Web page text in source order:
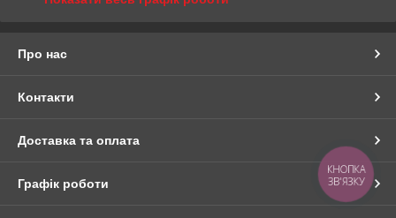
Про нас
Контакти
Доставка та оплата
Графік роботи
КНОПКА
ЗВ'ЯЗКУ